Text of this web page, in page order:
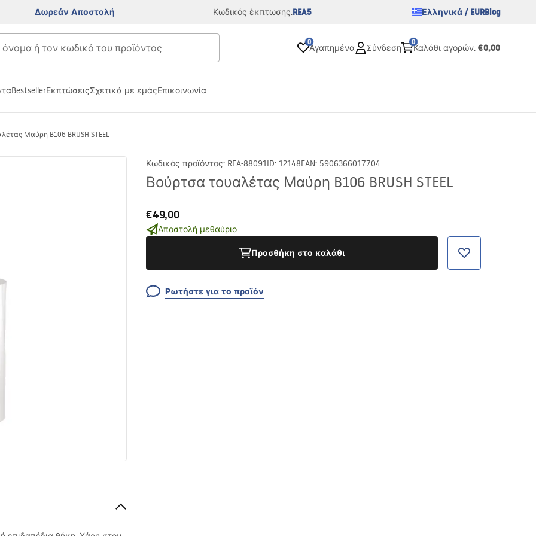
Δωρεάν Αποστολή Κωδικός έκπτωσης:REA5 Ελληνικά / EURBlog
0
Αγαπημένα Σύνδεση
0
Καλάθι αγορών: €0,00
BestsellerΕκπτώσειςΣχετικά με εμάςΕπικοινωνία
Μαύρη B106 BRUSH STEEL
Κωδικός προϊόντος: REA-88091ID: 12148EAN: 5906366017704
Βούρτσα τουαλέτας Μαύρη B106 BRUSH STEEL
€49,00
Αποστολή μεθαύριο.
Προσθήκη στο καλάθι
Ρωτήστε για το προϊόν